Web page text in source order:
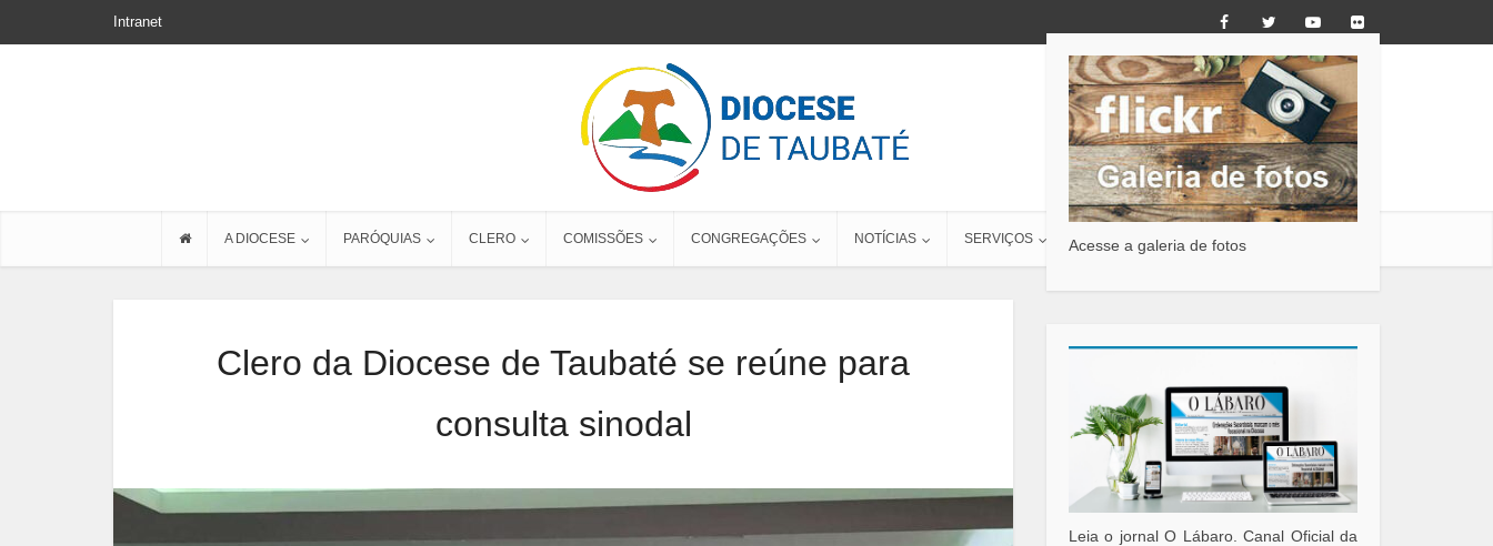
Intranet
A DIOCESE PARÓQUIAS CLERO COMISSÕES CONGREGAÇÕES NOTÍCIAS SERVIÇOS CONTATO
Clero da Diocese de Taubaté se reúne para
consulta sinodal
Acesse a galeria de fotos
Leia o jornal O Lábaro. Canal Oficial da